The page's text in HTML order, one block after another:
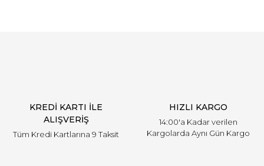
KREDİ KARTI İLE
ALIŞVERİŞ
Tüm Kredi Kartlarına 9 Taksit
HIZLI KARGO
14:00'a Kadar verilen
Kargolarda Aynı Gün Kargo